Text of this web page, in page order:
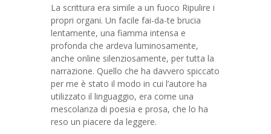
La scrittura era simile a un fuoco Ripulire i
propri organi. Un facile fai-da-te brucia
lentamente, una fiamma intensa e
profonda che ardeva luminosamente,
anche online silenziosamente, per tutta la
narrazione. Quello che ha davvero spiccato
per me è stato il modo in cui l’autore ha
utilizzato il linguaggio, era come una
mescolanza di poesia e prosa, che lo ha
reso un piacere da leggere.